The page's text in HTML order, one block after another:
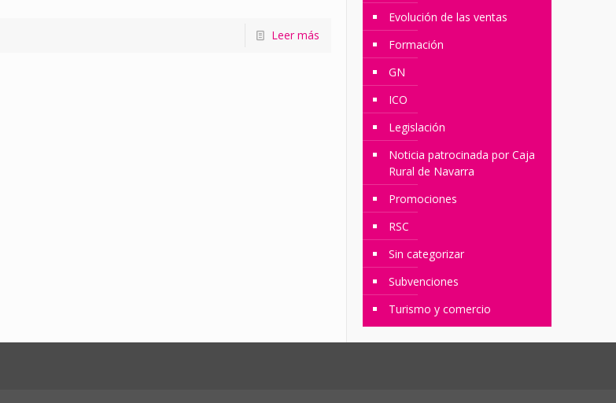
Leer más
Evolución de las ventas
Formación
GN
ICO
Legislación
Noticia patrocinada por Caja
Rural de Navarra
Promociones
RSC
Sin categorizar
Subvenciones
Turismo y comercio